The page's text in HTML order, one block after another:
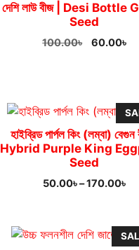
দেশি লাউ বীজ | Desi Bottle
Seed
100.00৳
Original
60.00৳
হাইব্রিড পার্পল কিং (লম্বা) বেগুন
Hybrid Purple King
Seed
50.00৳–170.00৳